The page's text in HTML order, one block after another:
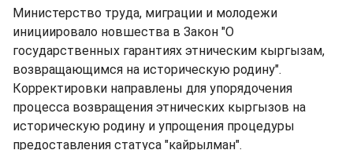
Министерство труда, миграции и молодежи
инициировало новшества в Закон "О
государственных гарантиях этническим кыргызам,
возвращающимся на историческую родину".
Корректировки направлены для упорядочения
процесса возвращения этнических кыргызов на
историческую родину и упрощения процедуры
предоставления статуса "кайрылман".